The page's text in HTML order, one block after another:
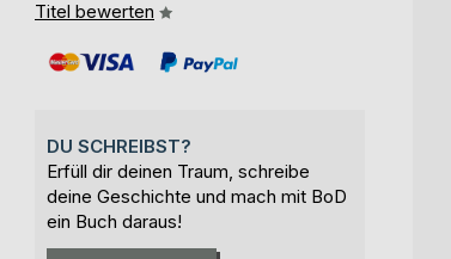
Titel bewerten
DU SCHREIBST?
Erfüll dir deinen Traum, schreibe
deine Geschichte und mach mit BoD
ein Buch daraus!